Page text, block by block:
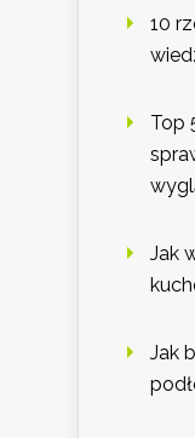
10
Top
Jak
Jak